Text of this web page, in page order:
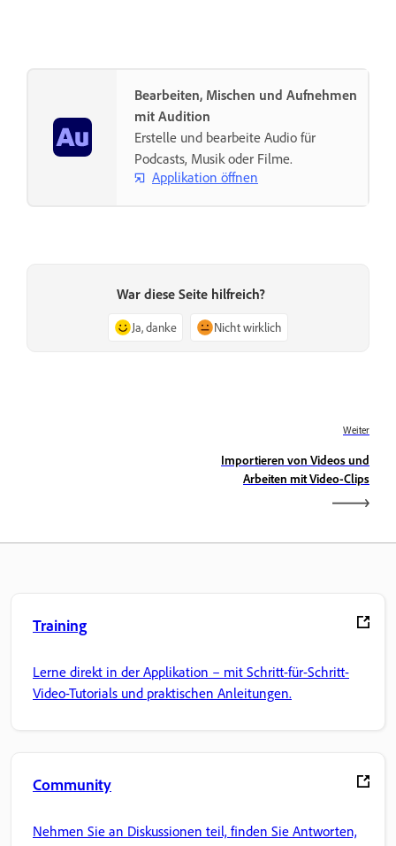
Bearbeiten, Mischen und Aufnehmen
mit Audition
Erstelle und bearbeite Audio für
Podcasts, Musik oder Filme.
Applikation öffnen
War diese Seite hilfreich?
Ja, danke Nicht wirklich
Weiter
Importieren von Videos und
Arbeiten mit Video-Clips
Training
Lerne direkt in der Applikation – mit Schritt-für-Schritt-
Video-Tutorials und praktischen Anleitungen.
Community
Nehmen Sie an Diskussionen teil, finden Sie Antworten,